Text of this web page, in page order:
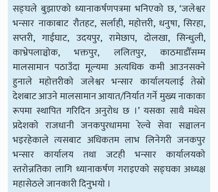
सङ्घले बुझाएको ध्यानाकर्षणपत्रमा भनिएको छ, ‘जलेश्वर
भन्सार नाकाबाट रौतहट, सर्लाही, महोत्तरी, धनुषा, सिरहा,
सप्तरी, गाईघाट, उदयपुर, रामेछाप, दोलखा, सिन्धुली,
काभ्रेपलाञ्चोक, भक्तपुर, ललितपुर, काठमाडौँसम्म
मालसामान पठाउँदा मूल्यमा अत्यधिक कमी आउनसक्ने
हुनाले महोत्तरीको जलेश्वर भन्सार कार्यालयलाई तेस्रो
देशबाट आउने मालसामान आयात/निर्यात गर्ने मुख्य नाकाका
रूपमा स्थापित गरिदिन अनुरोध छ ।’ यसका साथै मधेस
प्रदेशको राजधानी जनकपुरधाममा रेल्वे सेवा सञ्चालन
भइरहेकाले त्यसबाट अधिकतम लाभ लिनेगरी जनकपुर
भन्सार कार्यालय तथा जटही भन्सार कार्यालयको
स्तरोन्नतिका लागि ध्यानाकर्षण गराइएको सङ्घका अध्यक्ष
महासेठले जानकारी दिनुभयो ।